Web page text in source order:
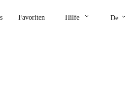
Favoriten Hilfe keyboard_arrow_down De keyboard_arrow_down